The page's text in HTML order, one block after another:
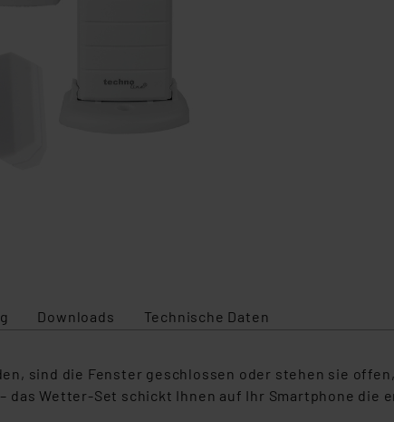
Downloads Technische Daten
sind die Fenster geschlossen oder stehen sie
das Wetter-Set schickt Ihnen auf Ihr Smartphone